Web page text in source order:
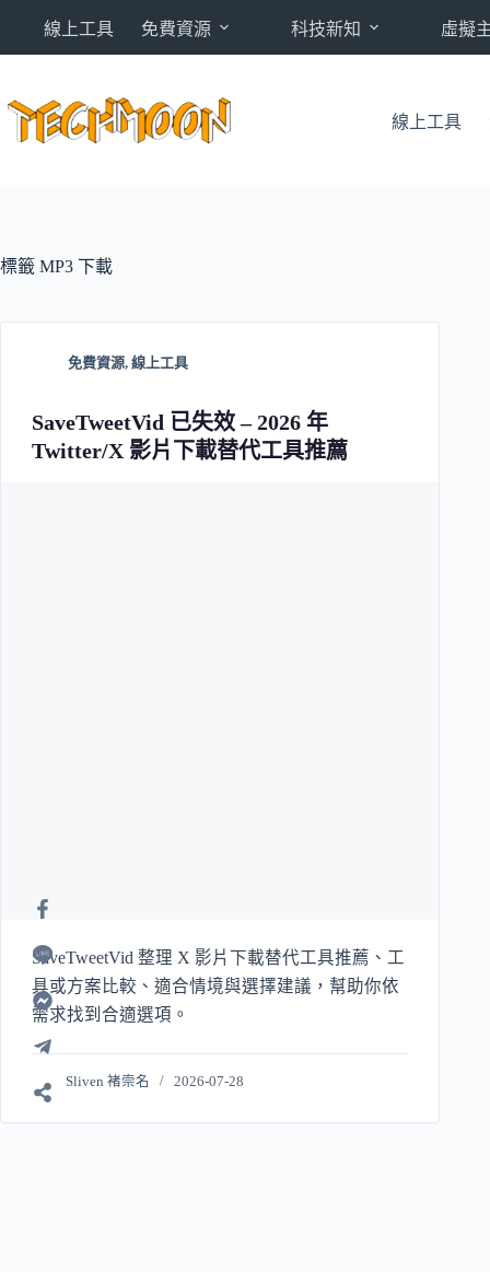
內
線上工具 免費資源 科技新知 虛擬
線上工具
標籤 MP3 下載
免費資源, 線上工具
SaveTweetVid 已失效 – 2026 年
Twitter/X 影片下載替代工具推薦
SaveTweetVid 整理 X 影片下載替代工具推薦、工
具或方案比較、適合情境與選擇建議，幫助你依
需求找到合適選項。
Sliven 褚崇名 2026-07-28